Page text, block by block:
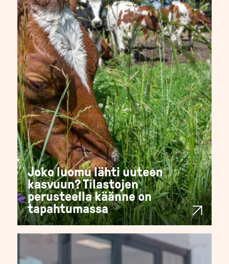
Joko luomu lähti uuteen
kasvuun? Tilastojen
perusteella käänne on
tapahtumassa